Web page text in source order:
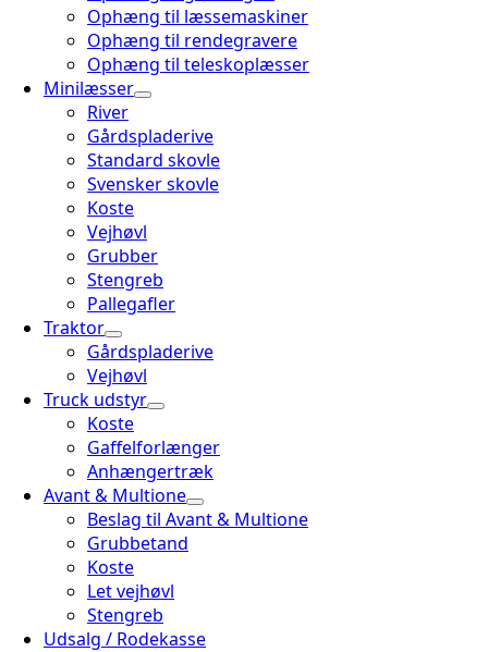
Ophæng til læssemaskiner
Ophæng til rendegravere
Ophæng til teleskoplæsser
Minilæsser
River
Gårdspladerive
Standard skovle
Svensker skovle
Koste
Vejhøvl
Grubber
Stengreb
Pallegafler
Traktor
Gårdspladerive
Vejhøvl
Truck udstyr
Koste
Gaffelforlænger
Anhængertræk
Avant & Multione
Beslag til Avant & Multione
Grubbetand
Koste
Let vejhøvl
Stengreb
Udsalg / Rodekasse